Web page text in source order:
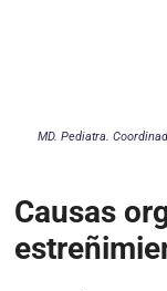
MD. Pediatra.
Causas